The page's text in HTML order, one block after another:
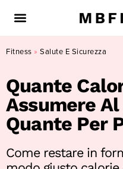
Fitness » Salute E Sicurezza
Quante
Assumere Al
Quante Per
Come restare in